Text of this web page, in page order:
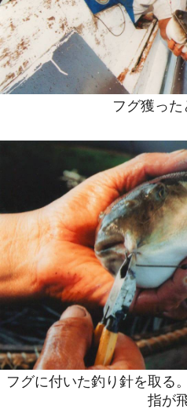
フグ獲った
フグに付いた釣り針を取る
指が